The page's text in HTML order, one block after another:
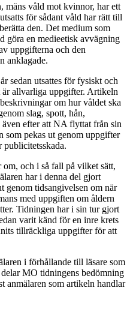
mäns våld mot kvinnor, har ett
för sådant våld har rätt till
den. Det medium som
göra en medieetisk avvägning
uppgifterna och den
anklagade.
sedan utsattes för fysiskt och
allvarliga uppgifter. Artikeln
om hur våldet ska
slag, spott, hån,
även efter att NA flyttat från sin
som pekas ut genom uppgifter
publicitetsskada.
och i så fall på vilket sätt,
har i denna del gjort
genom tidsangivelsen om när
med uppgiften om åldern
Tidningen har i sin tur gjort
varit känd för en inre krets
tillräckliga uppgifter för att
i förhållande till läsare som
MO tidningens bedömning
anmälaren som artikeln handlar